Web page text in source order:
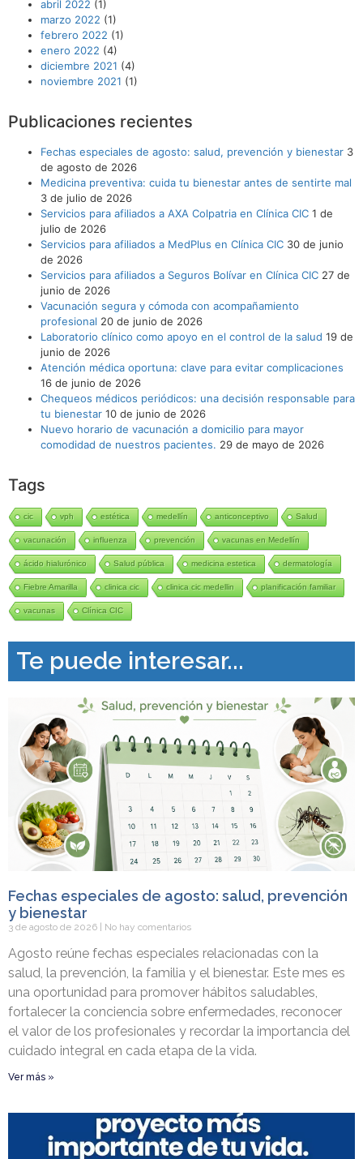
abril 2022 (1)
marzo 2022 (1)
febrero 2022 (1)
enero 2022 (4)
diciembre 2021 (4)
noviembre 2021 (1)
Publicaciones recientes
Fechas especiales de agosto: salud, prevención y bienestar 3
de agosto de 2026
Medicina preventiva: cuida tu bienestar antes de sentirte mal
3 de julio de 2026
Servicios para afiliados a AXA Colpatria en Clínica CIC 1 de
julio de 2026
Servicios para afiliados a MedPlus en Clínica CIC 30 de junio
de 2026
Servicios para afiliados a Seguros Bolívar en Clínica CIC 27 de
junio de 2026
Vacunación segura y cómoda con acompañamiento
profesional 20 de junio de 2026
Laboratorio clínico como apoyo en el control de la salud 19 de
junio de 2026
Atención médica oportuna: clave para evitar complicaciones
16 de junio de 2026
Chequeos médicos periódicos: una decisión responsable para
tu bienestar 10 de junio de 2026
Nuevo horario de vacunación a domicilio para mayor
comodidad de nuestros pacientes. 29 de mayo de 2026
Tags
cic vph estética medellín anticonceptivo Salud
vacunación influenza prevención vacunas en Medellín
ácido hialurónico Salud pública medicina estetica dermatología
Fiebre Amarilla clinica cic clinica cic medellin planificación familiar
vacunas Clínica CIC
Te puede interesar...
Fechas especiales de agosto: salud, prevención
y bienestar
3 de agosto de 2026 No hay comentarios
Agosto reúne fechas especiales relacionadas con la
salud, la prevención, la familia y el bienestar. Este mes es
una oportunidad para promover hábitos saludables,
fortalecer la conciencia sobre enfermedades, reconocer
el valor de los profesionales y recordar la importancia del
cuidado integral en cada etapa de la vida.
Ver más »